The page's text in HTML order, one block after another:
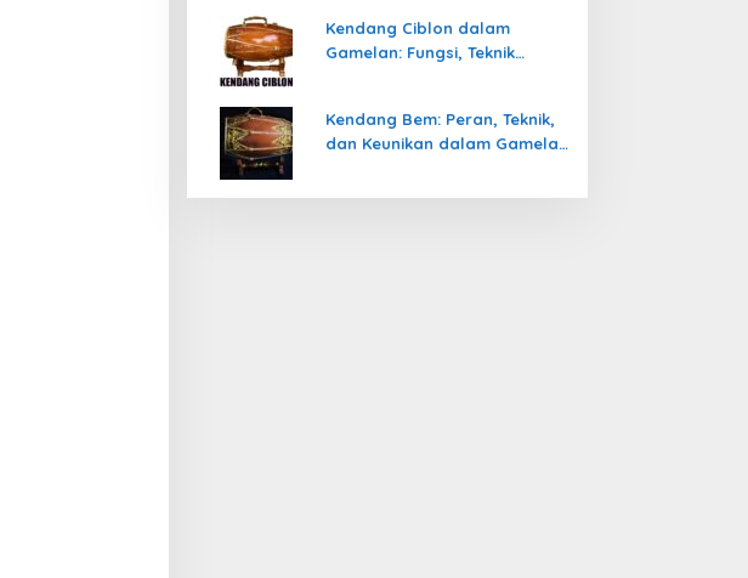
Kendang Ciblon dalam
Gamelan: Fungsi, Teknik
Kendang Bem: Peran, Teknik,
dan Keunikan dalam Gamelan